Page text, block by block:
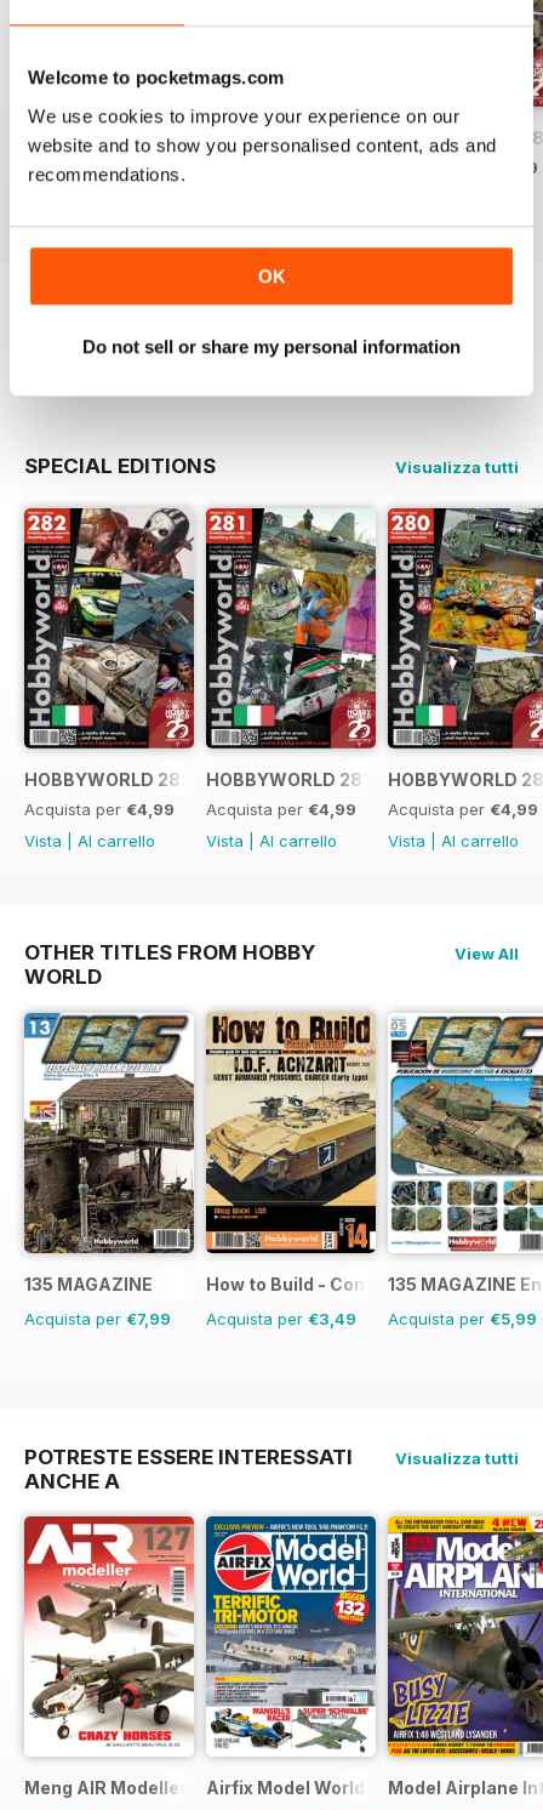
Welcome to pocketmags.com
We use cookies to improve your experience on our
website and to show you personalised content, ads and
recommendations.
OK
Do not sell or share my personal information
HOBBYWORLD 282
Acquista per€4,99
HOBBYWORLD 281 HOBBYWORLD
€4,99
Hobbyworld
SPECIAL EDITIONS Visualizza tutti
HOBBYWORLD 282 ITALIANO
Acquista per €4,99
Vista
Al carrello
HOBBYWORLD 281 ITALIANO
Acquista per €4,99
Vista
Al carrello
HOBBYWORLD
Acquista per €4,99
Vista
Al carrello
OTHER TITLES FROM HOBBY
WORLD
View All
135 MAGAZINE
Acquista per €7,99
How to Build - Como Montar
Acquista per €3,49
135 MAGAZINE
Acquista per €5,99
POTRESTE ESSERE INTERESSATI
ANCHE A
Visualizza tutti
Meng AIR Modeller Airfix Model World Model Airplane